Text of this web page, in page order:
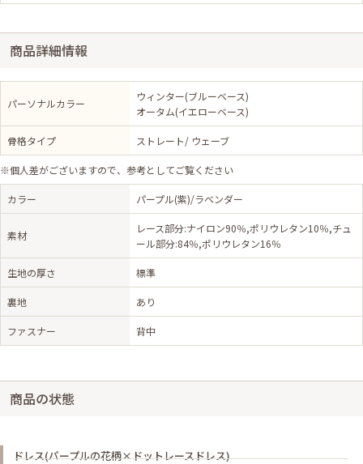
商品詳細情報
パーソナルカラー
ウィンター(ブルーベース)
オータム(イエローベース)
骨格タイプ ストレート/ ウェーブ
※個人差がございますので、参考としてご覧ください
カラー パープル(紫)/ラベンダー
素材
レース部分:ナイロン90％,ポリウレタン10％,チュ
ール部分:84％,ポリウレタン16％
生地の厚さ 標準
裏地 あり
ファスナー 背中
商品の状態
ドレス(パープルの花柄×ドットレースドレス)